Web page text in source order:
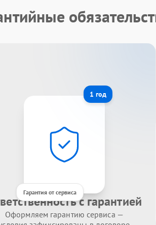
1 год
Гарантия от сервиса
с гарантией
Оформляем гарантию сервиса —